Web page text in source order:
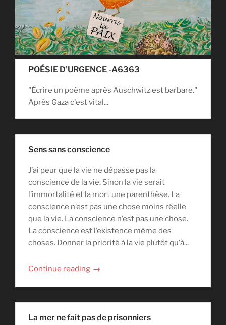
POÉSIE D’URGENCE -A6363
"Écrire un poème après Auschwitz est barbare."
Après Gaza c'est vital...
Sens sans conscience
J’ai peur que la vie ne dépasse pas la
conscience de la vie. Sinon la vie serait
l’immortalité et la mort une parenthèse. La
conscience n’est pas une chose moins réelle
que la vie. La conscience n’est pas une chose.
La conscience est l’existence même des
choses. Donner la priorité à la vie plutôt qu’à...
Continue reading →
La mer ne fait pas de prisonniers